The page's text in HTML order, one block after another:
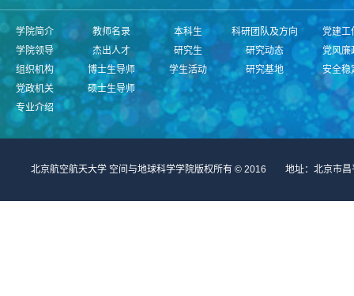
学院简介
学院领导
组织机构
党政机关
专业介绍
教师名录
杰出人才
博士生导师
硕士生导师
本科生
研究生
学生活动
科研团队及方向
研究动态
研究基地
党建工
党风廉
安全稳
北京航空航天大学 空间与地球科学学院版权所有 © 2016 地址：北京